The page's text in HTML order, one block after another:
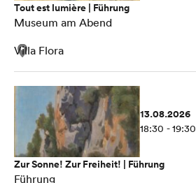
Tout est lumière | Führung
Museum am Abend
Villa Flora
13.08.2026
18:30 - 19:30
Zur Sonne! Zur Freiheit! | Führung
Führung